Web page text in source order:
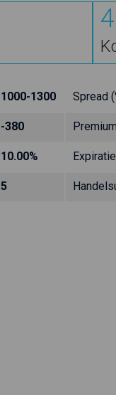
1000-1300 Spread
-380
10.00%
5